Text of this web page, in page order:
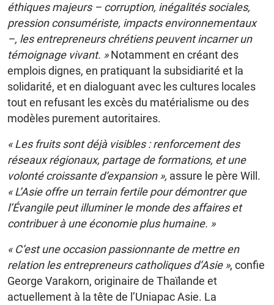
éthiques majeurs – corruption, inégalités sociales,
pression consumériste, impacts environnementaux
–, les entrepreneurs chrétiens peuvent incarner un
témoignage vivant. »Notamment en créant des
emplois dignes, en pratiquant la subsidiarité et la
solidarité, et en dialoguant avec les cultures locales
tout en refusant les excès du matérialisme ou des
modèles purement autoritaires.
« Les fruits sont déjà visibles : renforcement des
réseaux régionaux, partage de formations, et une
volonté croissante d’expansion », assure le père Will.
« L’Asie offre un terrain fertile pour démontrer que
l’Évangile peut illuminer le monde des affaires et
contribuer à une économie plus humaine. »
« C’est une occasion passionnante de mettre en
relation les entrepreneurs catholiques d’Asie », confie
George Varakorn, originaire de Thaïlande et
actuellement à la tête de l’Uniapac Asie. La